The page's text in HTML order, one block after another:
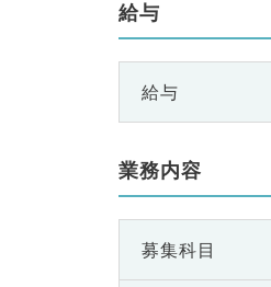
給与
給与
業務内容
募集科目